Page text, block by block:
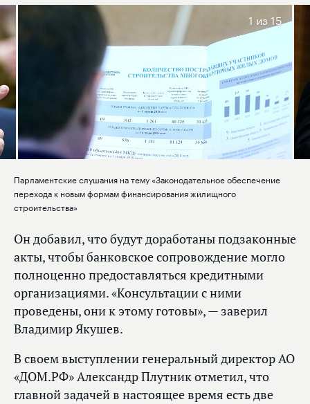
1 из 15
Парламентские слушания на тему «Законодательное обеспечение
перехода к новым формам финансирования жилищного
строительства»
Он добавил, что будут доработаны подзаконные
акты, чтобы банковское сопровождение могло
полноценно предоставляться кредитными
организациями. «Консультации с ними
проведены, они к этому готовы», — заверил
Владимир Якушев.
В своем выступлении генеральный директор АО
«ДОМ.РФ» Александр Плутник отметил, что
главной задачей в настоящее время есть две